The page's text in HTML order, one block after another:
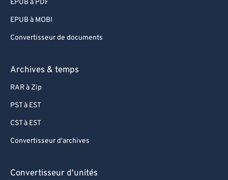
EPUB à PDF
EPUB à MOBI
Convertisseur de documents
Archives & temps
RAR à Zip
PST à EST
CST à EST
Convertisseur d'archives
Convertisseur d'unités